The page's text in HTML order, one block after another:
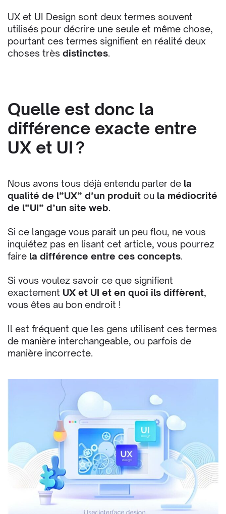
UX et UI Design sont deux termes souvent
utilisés pour décrire une seule et même chose,
pourtant ces termes signifient en réalité deux
choses très distinctes.
Quelle est donc la
différence exacte entre
UX et UI ?
Nous avons tous déjà entendu parler de la
qualité de l”UX” d’un produit ou la médiocrité
de l”UI” d’un site web.
Si ce langage vous parait un peu flou, ne vous
inquiétez pas en lisant cet article, vous pourrez
faire la différence entre ces concepts.
Si vous voulez savoir ce que signifient
exactement UX et UI et en quoi ils diffèrent,
vous êtes au bon endroit !
Il est fréquent que les gens utilisent ces termes
de manière interchangeable, ou parfois de
manière incorrecte.